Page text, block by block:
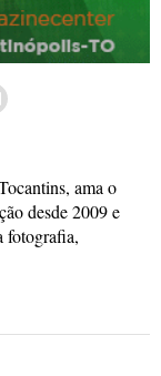
ama o
desde 2009 e
fotografia,